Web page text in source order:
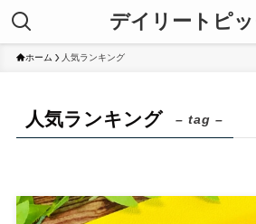
デイリートピ
ホーム 人気ランキング
人気ランキング – tag –